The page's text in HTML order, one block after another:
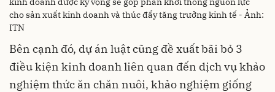
cho sản xuất kinh doanh và thúc đẩy tăng trưởng kinh tế - Ảnh:
ITN
Bên cạnh đó, dự án luật cũng đề xuất bãi bỏ 3
điều kiện kinh doanh liên quan đến dịch vụ khảo
nghiệm thức ăn chăn nuôi, khảo nghiệm giống